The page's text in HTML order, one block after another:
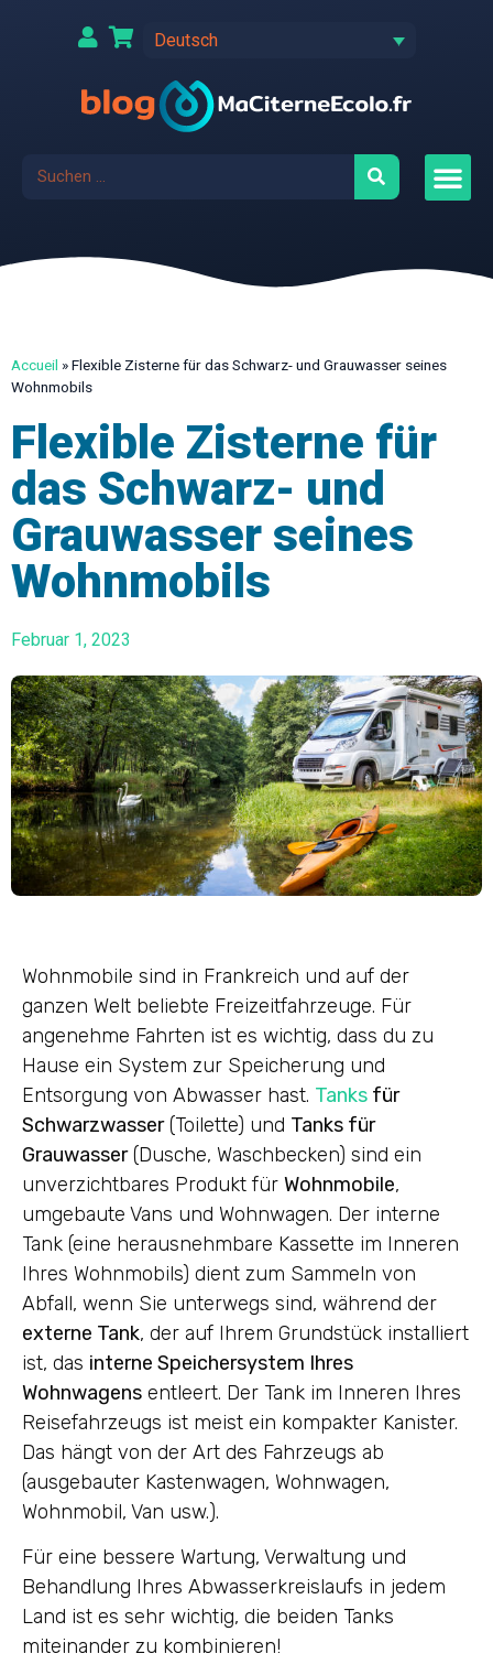
Deutsch
Accueil »Flexible Zisterne für das Schwarz- und Grauwasser seines
Wohnmobils
Flexible Zisterne für
das Schwarz- und
Grauwasser seines
Wohnmobils
Februar 1, 2023
Wohnmobile sind in Frankreich und auf der
ganzen Welt beliebte Freizeitfahrzeuge. Für
angenehme Fahrten ist es wichtig, dass du zu
Hause ein System zur Speicherung und
Entsorgung von Abwasser hast. Tanks für
Schwarzwasser(Toilette) und Tanks für
Grauwasser(Dusche, Waschbecken) sind ein
unverzichtbares Produkt für Wohnmobile,
umgebaute Vans und Wohnwagen. Der interne
Tank (eine herausnehmbare Kassette im Inneren
Ihres Wohnmobils) dient zum Sammeln von
Abfall, wenn Sie unterwegs sind, während der
externe Tank, der auf Ihrem Grundstück installiert
ist, das interne Speichersystem Ihres
Wohnwagens entleert. Der Tank im Inneren Ihres
Reisefahrzeugs ist meist ein kompakter Kanister.
Das hängt von der Art des Fahrzeugs ab
(ausgebauter Kastenwagen, Wohnwagen,
Wohnmobil, Van usw.).
Für eine bessere Wartung, Verwaltung und
Behandlung Ihres Abwasserkreislaufs in jedem
Land ist es sehr wichtig, die beiden Tanks
miteinander zu kombinieren!